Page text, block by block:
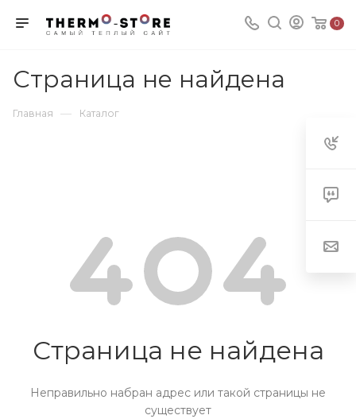
0
Страница не найдена
Главная — Каталог
Страница не найдена
Неправильно набран адрес или такой страницы не
существует